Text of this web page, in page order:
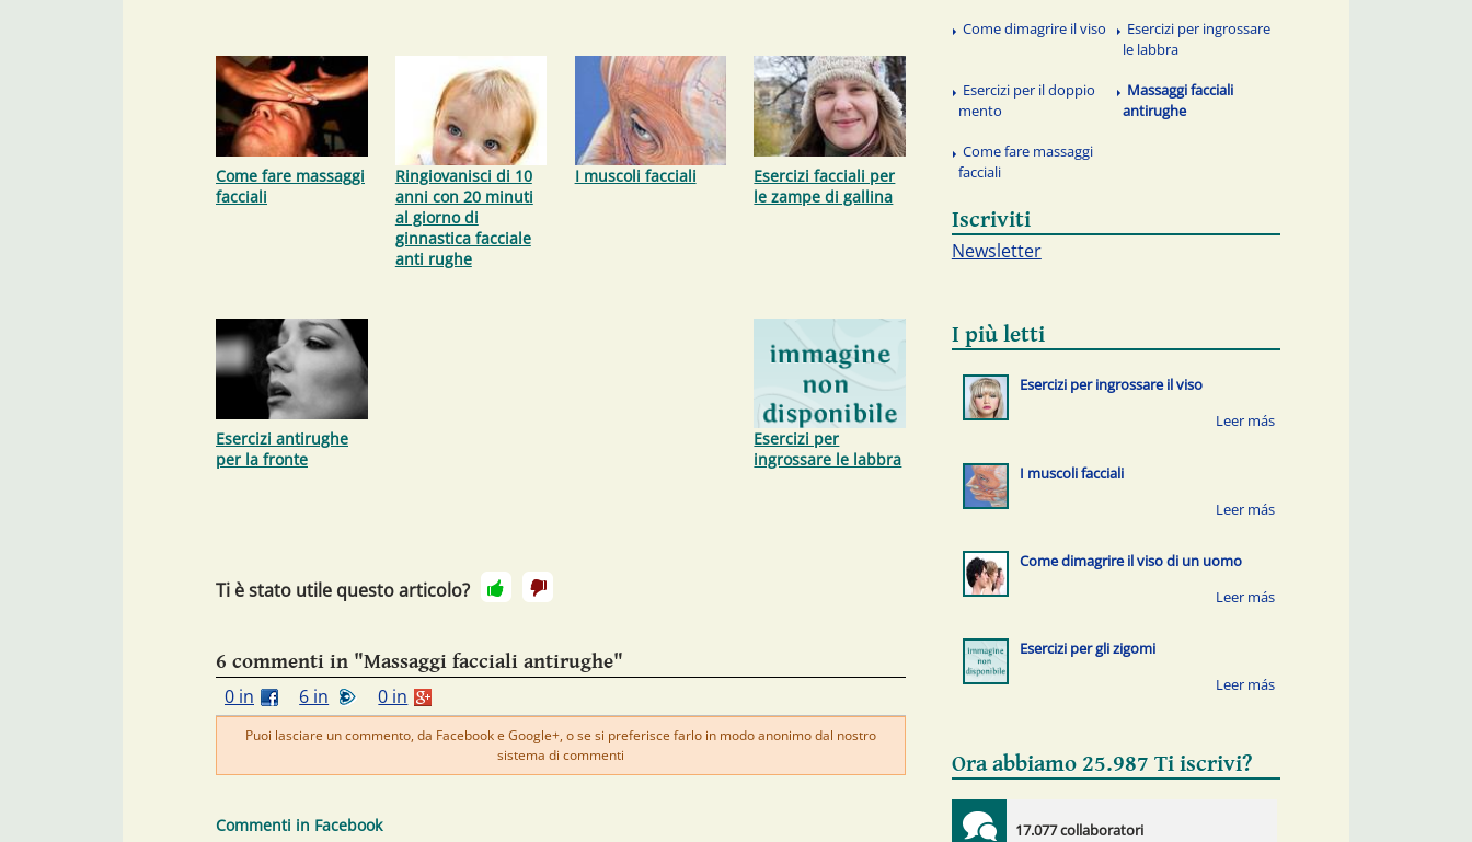
Come fare massaggi
facciali
Ringiovanisci di 10
anni con 20 minuti
al giorno di
ginnastica facciale
anti rughe
I muscoli facciali
Esercizi facciali per
le zampe di gallina
Esercizi antirughe
per la fronte
Esercizi per
ingrossare le labbra
Ti è stato utile questo articolo?
6 commenti in "Massaggi facciali antirughe"
0 in
6 in 0 in
Puoi lasciare un commento, da Facebook e Google+, o se si preferisce farlo in modo anonimo dal nostro
sistema di commenti
Commenti in Facebook
Come dimagrire il viso
Esercizi per ingrossare
le labbra
Esercizi per il doppio
mento
Massaggi facciali
antirughe
Come fare massaggi
facciali
Iscriviti
Newsletter
I più letti
Esercizi per ingrossare il viso
I muscoli facciali
Come dimagrire il viso di un uomo
Esercizi per gli zigomi
Ora abbiamo 25.987 Ti iscrivi?
17.077 collaboratori